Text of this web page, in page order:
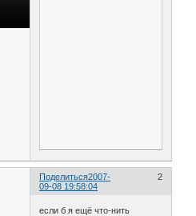
Поделиться 2
2007-
09-08 19:58:04
если б я ещё что-нить